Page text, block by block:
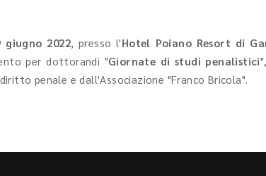
giugno 2022, presso l'Hotel Poiano Resort di
per dottorandi "Giornate di studi penalistici
penale e dall'Associazione "Franco Bricola".